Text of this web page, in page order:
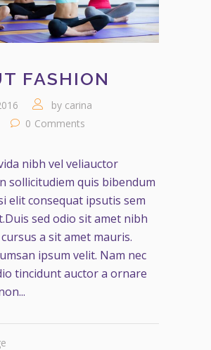
FASHION
by carina
0 Comments
nibh vel veliauctor
sollicitudiem quis bibendum
elit consequat ipsutis sem
sed odio sit amet nibh
a sit amet mauris.
ipsum velit. Nam nec
tincidunt auctor a ornare